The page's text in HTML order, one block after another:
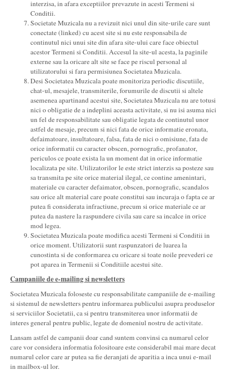
interzisa, in afara exceptiilor prevazute in acesti Termeni si
Conditii.
Societate Muzicala nu a revizuit nici unul din site-urile care sunt
conectate (linked) cu acest site si nu este responsabila de
continutul nici unui site din afara site-ului care face obiectul
acestor Termeni si Conditii. Accesul la site-ul acesta, la paginile
externe sau la oricare alt site se face pe riscul personal al
utilizatorului si fara permisiunea Societatea Muzicala.
Desi Societatea Muzicala poate monitoriza periodic discutiile,
chat-ul, mesajele, transmiterile, forumurile de discutii si altele
asemenea apartinand acestui site, Societatea Muzicala nu are totusi
nici o obligatie de a indeplini aceasta activitate, si nu isi asuma nici
un fel de responsabilitate sau obligatie legata de continutul unor
astfel de mesaje, precum si nici fata de orice informatie eronata,
defaimatoare, insultatoare, falsa, fata de nici o omisiune, fata de
orice informatii cu caracter obscen, pornografic, profanator,
periculos ce poate exista la un moment dat in orice informatie
localizata pe site. Utilizatorilor le este strict interzis sa posteze sau
sa transmita pe site orice material ilegal, ce contine amenintari,
materiale cu caracter defaimator, obscen, pornografic, scandalos
sau orice alt material care poate constitui sau incuraja o fapta ce ar
putea fi considerata infractiune, precum si orice materiale ce ar
putea da nastere la raspundere civila sau care sa incalce in orice
mod legea.
Societatea Muzicala poate modifica acesti Termeni si Conditii in
orice moment. Utilizatorii sunt raspunzatori de luarea la
cunostinta si de conformarea cu oricare si toate noile prevederi ce
pot aparea in Termenii si Conditiile acestui site.
Campaniile de e-mailing si newsletters
Societatea Muzicala foloseste cu responsabilitate campaniile de e-mailing
si sistemul de newsletters pentru informarea publicului asupra produselor
si serviciilor Societatii, ca si pentru transmiterea unor informatii de
interes general pentru public, legate de domeniul nostru de activitate.
Lansam astfel de campanii doar cand suntem convinsi ca numarul celor
care vor considera informatia folositoare este considerabil mai mare decat
numarul celor care ar putea sa fie deranjati de aparitia a inca unui e-mail
in mailbox-ul lor.